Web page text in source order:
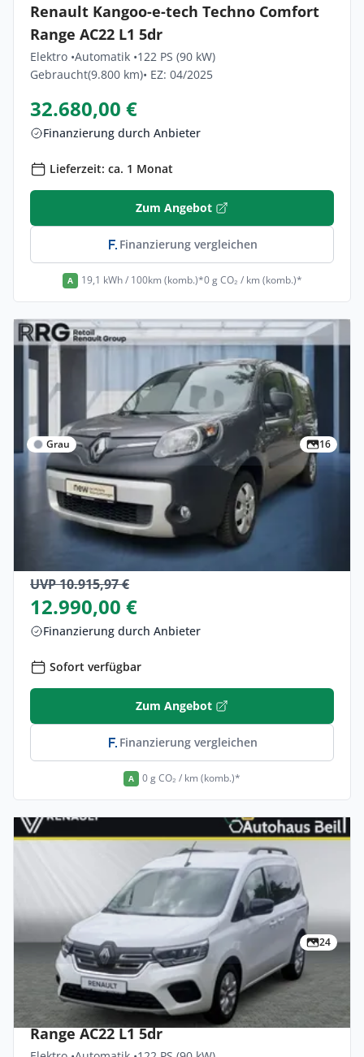
Renault Kangoo-e-tech Techno Comfort
Range AC22 L1 5dr
Elektro •Automatik •122 PS (90 kW)
Gebraucht(9.800 km)• EZ: 04/2025
32.680,00 €
Finanzierung durch Anbieter
Lieferzeit: ca. 1 Monat
Zum Angebot
Finanzierung vergleichen
A 19,1 kWh / 100km (komb.)*0 g CO₂ / km (komb.)*
Grau 16
Privat & Gewerbe
Renault Kangoo Z.E. 2-Sitzer Batteriekauf
Elektro •Automatik •59 PS (44 kW)
(60.544 km)• EZ: 10/2018
UVP 10.915,97 €
12.990,00 €
Finanzierung durch Anbieter
Sofort verfügbar
Zum Angebot
Finanzierung vergleichen
A 0 g CO₂ / km (komb.)*
24
Privat & Gewerbe
Renault Kangoo-e-tech Equilibre Comfort
Range AC22 L1 5dr